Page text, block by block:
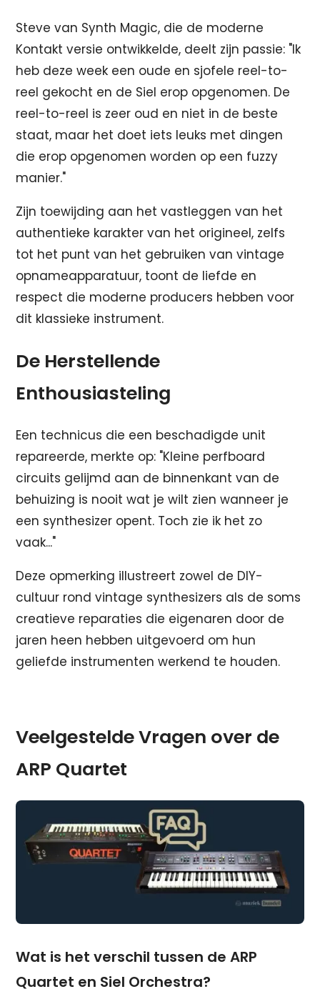
Steve van Synth Magic, die de moderne
Kontakt versie ontwikkelde, deelt zijn passie: "Ik
heb deze week een oude en sjofele reel-to-
reel gekocht en de Siel erop opgenomen. De
reel-to-reel is zeer oud en niet in de beste
staat, maar het doet iets leuks met dingen
die erop opgenomen worden op een fuzzy
manier."
Zijn toewijding aan het vastleggen van het
authentieke karakter van het origineel, zelfs
tot het punt van het gebruiken van vintage
opnameapparatuur, toont de liefde en
respect die moderne producers hebben voor
dit klassieke instrument.
De Herstellende
Enthousiasteling
Een technicus die een beschadigde unit
repareerde, merkte op: "Kleine perfboard
circuits gelijmd aan de binnenkant van de
behuizing is nooit wat je wilt zien wanneer je
een synthesizer opent. Toch zie ik het zo
vaak..."
Deze opmerking illustreert zowel de DIY-
cultuur rond vintage synthesizers als de soms
creatieve reparaties die eigenaren door de
jaren heen hebben uitgevoerd om hun
geliefde instrumenten werkend te houden.
Veelgestelde Vragen over de
ARP Quartet
Wat is het verschil tussen de ARP
Quartet en Siel Orchestra?